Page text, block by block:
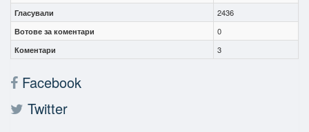
Гласували
2436
Вотове за коментари
0
Коментари
3
Facebook
Twitter